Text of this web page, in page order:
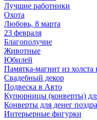
Лучшие работники
Охота
Любовь, 8 марта
23 февраля
Благополучие
Животные
Юбилей
Памятка-магнит из холста
Свадебный декор
Подвеска в Авто
Купюрницы (конверты)
Конверты для денег
Интерьерные фигурки